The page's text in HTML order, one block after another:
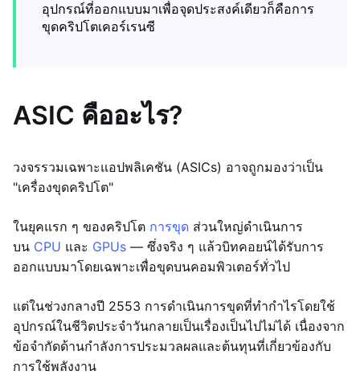
อุปกรณ์ที่ออกแบบมาเพื่อจุดประสงค์เดียวก็คือการ
ขุดคริปโตเคอร์เรนซี
ASIC คืออะไร?
วงจรรวมเฉพาะแอปพลิเคชัน (ASICs) อาจถูกมองว่าเป็น
"เครื่องขุดคริปโต"
ในยุคแรก ๆ ของคริปโต การขุด ส่วนใหญ่ดำเนินการ
บน CPU และ GPUs — ซึ่งจริง ๆ แล้วบิทคอยน์ได้รับการ
ออกแบบมาโดยเฉพาะเพื่อขุดบนคอมพิวเตอร์ทั่วไป
แต่ในช่วงกลางปี 2553 การดำเนินการขุดที่ทำกำไรโดยใช้
อุปกรณ์ในชีวิตประจำวันกลายเป็นเรื่องเป็นไปไม่ได้ เนื่องจาก
ข้อจำกัดด้านกำลังการประมวลผลและต้นทุนที่เกี่ยวข้องกับ
การใช้พลังงาน